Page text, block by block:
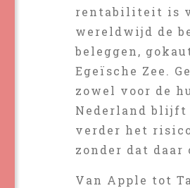
rentabiliteit is
wereldwijd de
beleggen,
Egeïsche Zee.
zowel voor de
Nederland blijft
verder het
zonder dat daar
Van Apple tot